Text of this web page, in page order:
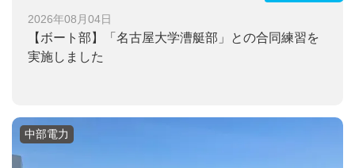
2026年08月04日
【ボート部】
「名古屋大学漕艇部」との合同練習を
実施しました
中部電力